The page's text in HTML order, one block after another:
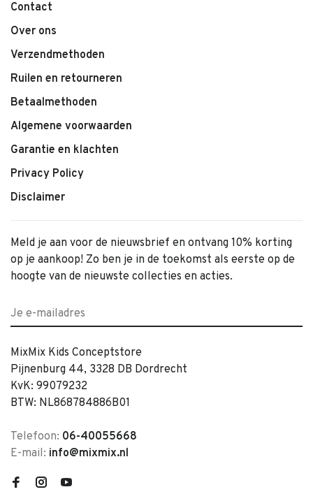
Contact
Over ons
Verzendmethoden
Ruilen en retourneren
Betaalmethoden
Algemene voorwaarden
Garantie en klachten
Privacy Policy
Disclaimer
Meld je aan voor de nieuwsbrief en ontvang 10% korting
op je aankoop! Zo ben je in de toekomst als eerste op de
hoogte van de nieuwste collecties en acties.
MixMix Kids Conceptstore
Pijnenburg 44, 3328 DB Dordrecht
KvK: 99079232
BTW: NL868784886B01
Telefoon: 06-40055668
E-mail: info@mixmix.nl